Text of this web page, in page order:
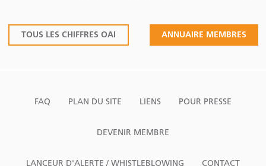
TOUS LES CHIFFRES OAI ANNUAIRE MEMBRES
FAQ PLAN DU SITE LIENS POUR PRESSE
DEVENIR MEMBRE
LANCEUR D'ALERTE / WHISTLEBLOWING CONTACT